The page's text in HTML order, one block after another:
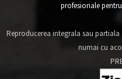
profesionale
Reproducerea integrala sau partiala
numai cu